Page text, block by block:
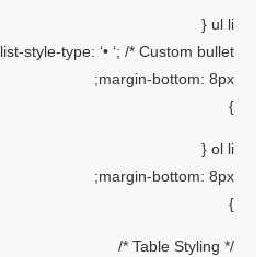
ul li {
list-style-type: ‘• ‘; /* Custom bullet */
margin-bottom: 8px;
}
ol li {
margin-bottom: 8px;
}
/* Table Styling */